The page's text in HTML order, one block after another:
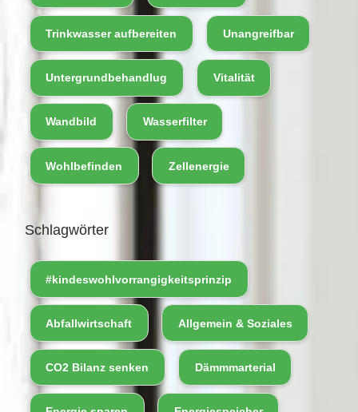
Trinkwasser aufbereiten Unangreifbar
Untergrundbehandlug Vitalität
Wandbild Wasserfilter
Wohlbefinden Zellenergie
Schlagwörter
#kindeswohlvorrangigkeitsprinzip
Abfallwirtschaft Allgemein & Soziales
CO2 Bilanz senken Dämmmarterial